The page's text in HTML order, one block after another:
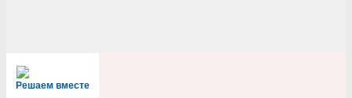
Решаем вместе